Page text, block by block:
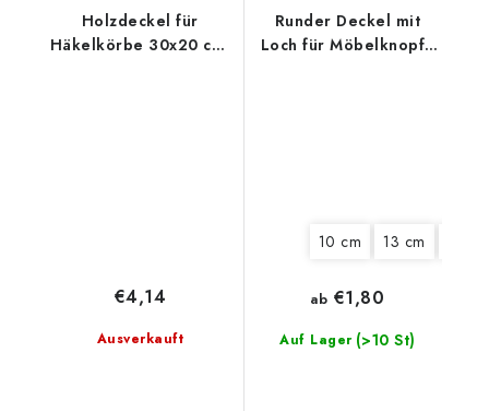
Holzdeckel für
Häkelkörbe 30x20 cm,
Ausverkauft
€4,14
Runder Deckel mit
Loch für Möbelknopf -
10 cm 13 cm
Auf Lager (>10 St)
ab €1,80